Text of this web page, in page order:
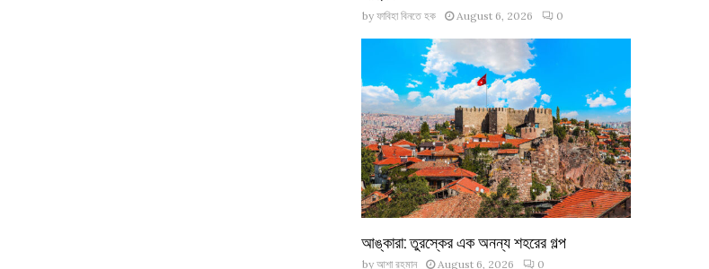
by ফাবিহা বিনতে হক August 6, 2026 0
আঙ্কারা: তুরস্কের এক অনন্য শহরের গল্প
by আশা রহমান August 6, 2026 0